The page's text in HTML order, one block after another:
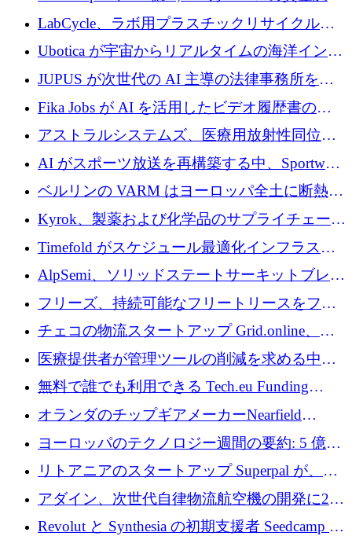
でエンタープライズ ソフトウェアの開発を倍
LabCycle、ラボ用プラスチックリサイクルシ
ステムを商業化し、焼却廃棄物を削減するた
めに43万ポンドを確保
Ubotica が宇宙からリアルタイムの海洋インテ
リジェンスを拡張するために 1,100 万ドルを
JUPUS が次世代の AI 主導の法律事務所を強
化するために 1,300 万ユーロを調達
Fika Jobs が AI を活用したビデオ履歴書のた
めに 400 万ドルを調達
アストラルシステムズ、医療用放射性同位元
素の世界的な不足に対処するために2,300万ポ
ンドを調達
AI がスポーツ放送を再構築する中、Sportway
が 2,000 万ユーロを調達
ベルリンの VARM はヨーロッパ全土に断熱材
を拡張するために 1,750 万ユーロを投資
Kyrok、製薬および化学品のサプライチェーン
に AI を導入するために 310 万ユーロを確保
Timefold がスケジュール最適化インフラスト
ラクチャを拡張するためにシリーズ A で
1,300 万ドルを調達
AlpSemi、ソリッドステートサーキットブレー
カー技術の進歩のために1,700万ユーロを調達
フリーズ、持続可能なフリートリースをフラ
ンス全土に拡大するために1,300万ユーロを確
保
チェコの物流スタートアップ Grid.online、配
送量が 1 年で 10 倍に増加し、400 万ユーロの
利益を獲得
医療提供者が管理ツールの削減を求める中、
a16z が Prosper AI を 3,000 万ドルで支援
無料で誰でも利用できる Tech.eu Funding
Explorer のご紹介
オランダのチップギアメーカーNearfield
Instrumentsが3億8,000万ドルを調達
ヨーロッパのテクノロジー週間の要約: 5 億
8,500 万ユーロを超える 60 以上のテクノロジ
ー資金調達取引
リトアニアのスタートアップ Superpal が、
Slack 内に構築された AI コワーカー プラット
フォームのために 50 万ユーロを調達
アダイン、次世代自律物流航空機の開発に250
万ユーロを確保
Revolut と Synthesia の初期支援者 Seedcamp が